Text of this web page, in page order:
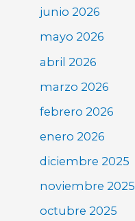
junio 2026
mayo 2026
abril 2026
marzo 2026
febrero 2026
enero 2026
diciembre 2025
noviembre 2025
octubre 2025